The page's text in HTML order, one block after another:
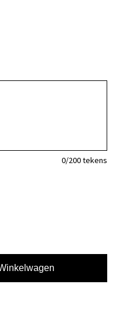
0/200 tekens